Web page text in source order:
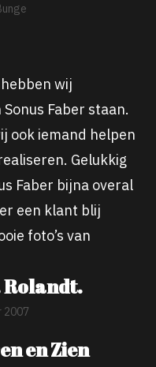
wij
Faber staan.
ook iemand helpen
Gelukkig
Faber bijna overal
een klant blij
foto’s van
Rolandt.
2007
en Zien